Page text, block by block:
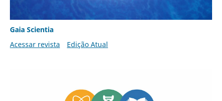
Gaia Scientia
Acessar revista
Edição Atual